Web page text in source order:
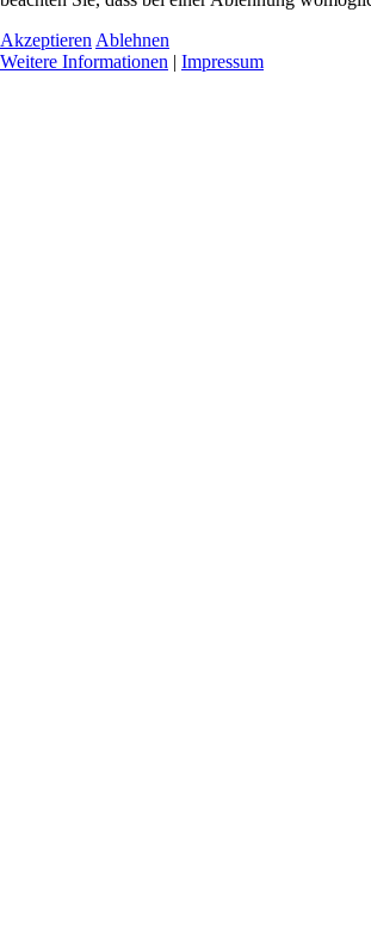
Akzeptieren Ablehnen
Weitere Informationen | Impressum